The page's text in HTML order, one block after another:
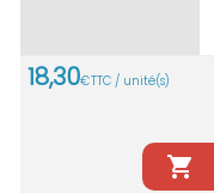
18,30€TTC / unité(s)